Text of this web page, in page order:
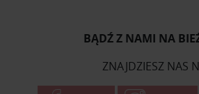
BĄDŹ Z NAMI NA
ZNAJDZIESZ NAS